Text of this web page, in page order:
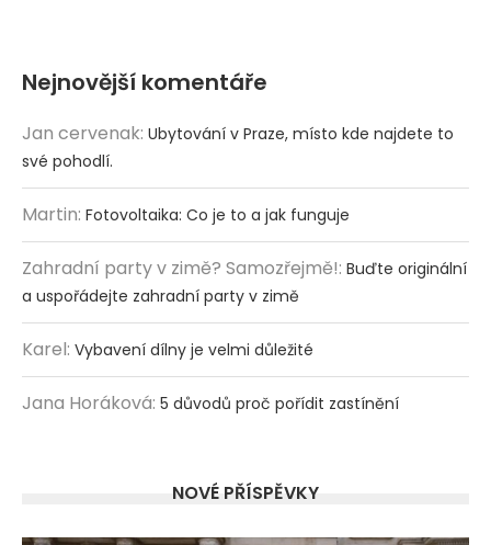
Nejnovější komentáře
Jan cervenak: Ubytování v Praze, místo kde najdete to
své pohodlí.
Martin: Fotovoltaika: Co je to a jak funguje
Zahradní party v zimě? Samozřejmě!: Buďte originální
a uspořádejte zahradní party v zimě
Karel: Vybavení dílny je velmi důležité
Jana Horáková: 5 důvodů proč pořídit zastínění
NOVÉ PŘÍSPĚVKY